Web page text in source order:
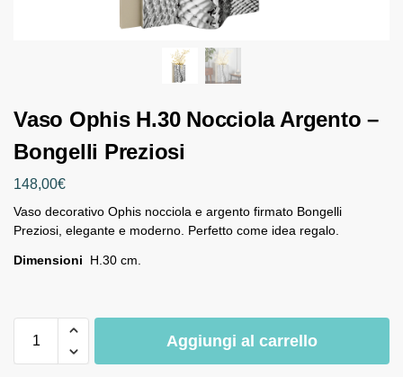
Vaso Ophis H.30 Nocciola Argento –
Bongelli Preziosi
148,00€
Vaso decorativo Ophis nocciola e argento firmato Bongelli
Preziosi, elegante e moderno. Perfetto come idea regalo.
Dimensioni H.30 cm.
Aggiungi al carrello